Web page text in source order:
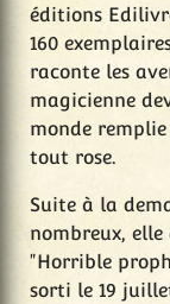
éditions
160
raconte les
magicienne
monde
tout rose.
Suite à la
nombreux,
"Horrible
sorti le 19